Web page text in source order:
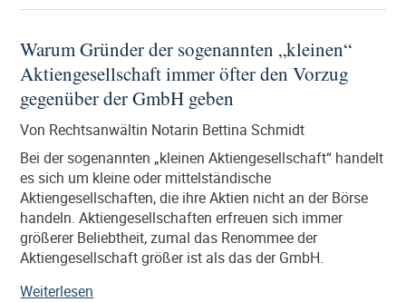
Gang
Notar
zu
beachten
ist“
Warum Gründer der sogenannten „kleinen“
Aktiengesellschaft immer öfter den Vorzug
gegenüber der GmbH geben
Von Rechtsanwältin Notarin Bettina Schmidt
Bei der sogenannten „kleinen Aktiengesellschaft“ handelt
es sich um kleine oder mittelständische
Aktiengesellschaften, die ihre Aktien nicht an der Börse
handeln. Aktiengesellschaften erfreuen sich immer
größerer Beliebtheit, zumal das Renommee der
Aktiengesellschaft größer ist als das der GmbH.
Weiterlesen